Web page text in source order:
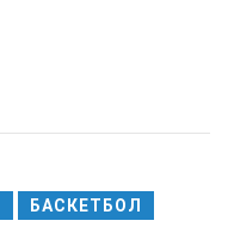
БАСКЕТБОЛ